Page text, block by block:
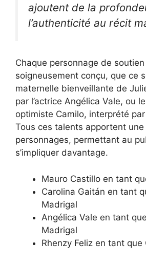
ajoutent de la
l’authenticité au récit
Chaque personnage de
soigneusement conçu, que ce
maternelle bienveillante de
par l’actrice Angélica Vale, ou
optimiste Camilo, interprété par
Tous ces talents apportent
personnages, permettant au
s’impliquer davantage.
Mauro Castillo en tant
Carolina Gaitán en tant
Madrigal
Angélica Vale en tant
Madrigal
Rhenzy Feliz en tant que